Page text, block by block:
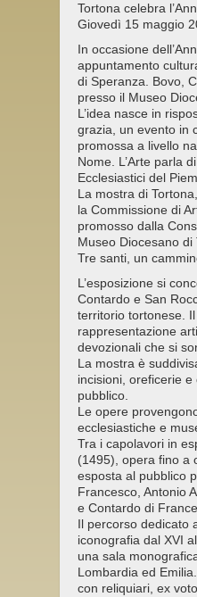
Tortona celebra
Giovedì 15 maggio
In occasione
appuntamento
di Speranza. Bovo,
presso il Museo
L’idea nasce in
grazia, un evento in
promossa a livello
Nome. L’Arte parla
Ecclesiastici del
La mostra di
la Commissione di
promosso dalla
Museo Diocesano
Tre santi, un
L’esposizione si
Contardo e San
territorio tortonese.
rappresentazione
devozionali che si
La mostra è
incisioni, oreficerie
pubblico.
Le opere
ecclesiastiche e
Tra i capolavori in
(1495), opera fino a
esposta al pubblico
Francesco, Antonio
e Contardo di
Il percorso dedicato
iconografia dal XVI
una sala
Lombardia ed
con reliquiari, ex